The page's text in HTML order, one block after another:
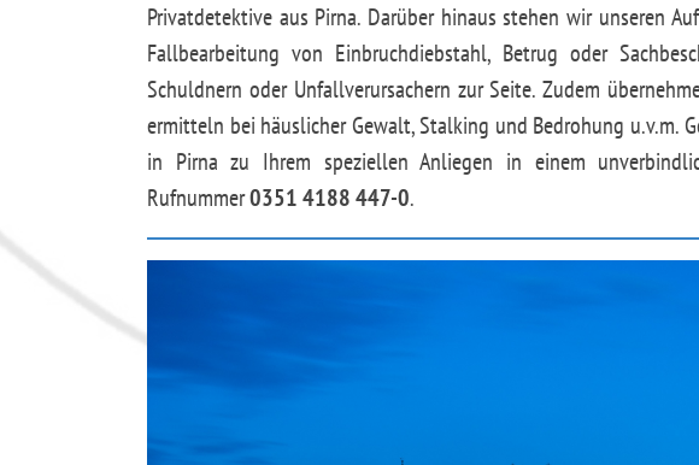
Privatdetektive aus Pirna. Darüber hinaus stehen wir unseren
Fallbearbeitung von Einbruchdiebstahl, Betrug oder
Schuldnern oder Unfallverursachern zur Seite. Zudem
ermitteln bei häuslicher Gewalt, Stalking und Bedrohung u.v.m.
in Pirna zu Ihrem speziellen Anliegen in einem
Rufnummer0351 4188 447-0.